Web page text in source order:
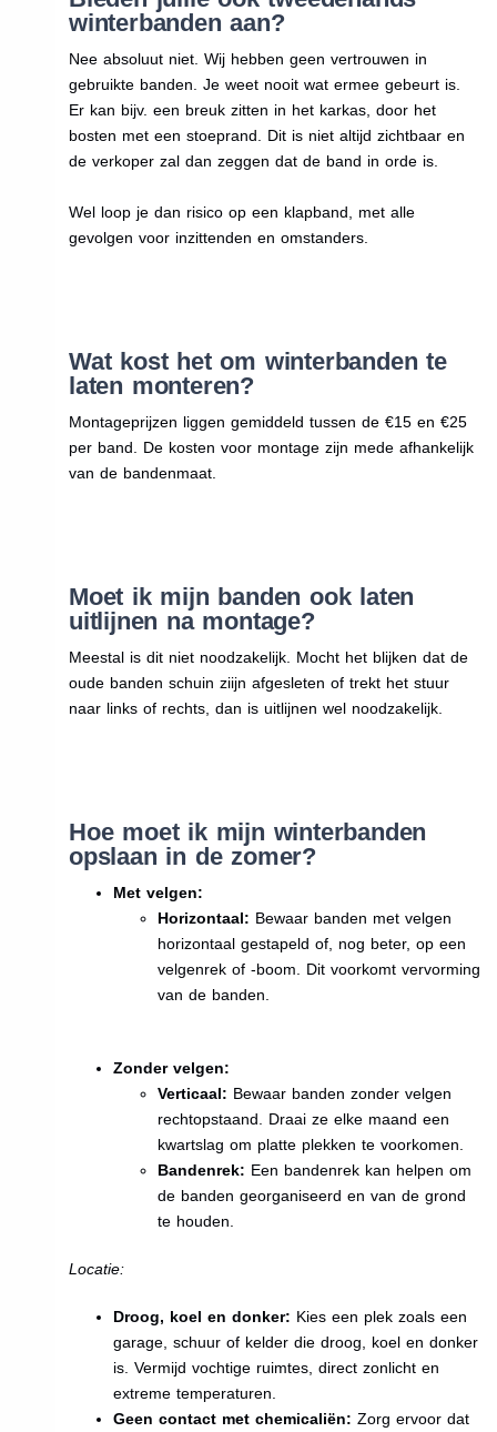
winterbanden aan?
Nee absoluut niet. Wij hebben geen vertrouwen in
gebruikte banden. Je weet nooit wat ermee gebeurt is.
Er kan bijv. een breuk zitten in het karkas, door het
bosten met een stoeprand. Dit is niet altijd zichtbaar en
de verkoper zal dan zeggen dat de band in orde is.
Wel loop je dan risico op een klapband, met alle
gevolgen voor inzittenden en omstanders.
Wat kost het om winterbanden te
laten monteren?
Montageprijzen liggen gemiddeld tussen de €15 en €25
per band. De kosten voor montage zijn mede afhankelijk
van de bandenmaat.
Moet ik mijn banden ook laten
uitlijnen na montage?
Meestal is dit niet noodzakelijk. Mocht het blijken dat de
oude banden schuin ziijn afgesleten of trekt het stuur
naar links of rechts, dan is uitlijnen wel noodzakelijk.
Hoe moet ik mijn winterbanden
opslaan in de zomer?
Met velgen:
Horizontaal: Bewaar banden met velgen
horizontaal gestapeld of, nog beter, op een
velgenrek of -boom. Dit voorkomt vervorming
van de banden.
Zonder velgen:
Verticaal: Bewaar banden zonder velgen
rechtopstaand. Draai ze elke maand een
kwartslag om platte plekken te voorkomen.
Bandenrek: Een bandenrek kan helpen om
de banden georganiseerd en van de grond
te houden.
Locatie:
Droog, koel en donker: Kies een plek zoals een
garage, schuur of kelder die droog, koel en donker
is. Vermijd vochtige ruimtes, direct zonlicht en
extreme temperaturen.
Geen contact met chemicaliën: Zorg ervoor dat